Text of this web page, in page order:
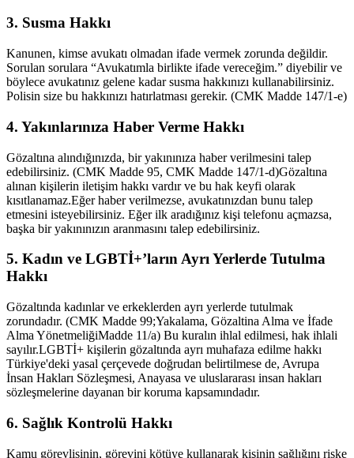
3. Susma Hakkı
Kanunen, kimse avukatı olmadan ifade vermek zorunda değildir.
Sorulan sorulara “Avukatımla birlikte ifade vereceğim.” diyebilir ve
böylece avukatınız gelene kadar susma hakkınızı kullanabilirsiniz.
Polisin size bu hakkınızı hatırlatması gerekir. (CMK Madde 147/1-e)
4. Yakınlarınıza Haber Verme Hakkı
Gözaltına alındığınızda, bir yakınınıza haber verilmesini talep
edebilirsiniz. (CMK Madde 95, CMK Madde 147/1-d)Gözaltına
alınan kişilerin iletişim hakkı vardır ve bu hak keyfi olarak
kısıtlanamaz.Eğer haber verilmezse, avukatınızdan bunu talep
etmesini isteyebilirsiniz. Eğer ilk aradığınız kişi telefonu açmazsa,
başka bir yakınınızın aranmasını talep edebilirsiniz.
5. Kadın ve LGBTİ+’ların Ayrı Yerlerde Tutulma
Hakkı
Gözaltında kadınlar ve erkeklerden ayrı yerlerde tutulmak
zorundadır. (CMK Madde 99;Yakalama, Gözaltina Alma ve İfade
Alma YönetmeliğiMadde 11/a) Bu kuralın ihlal edilmesi, hak ihlali
sayılır.LGBTİ+ kişilerin gözaltında ayrı muhafaza edilme hakkı
Türkiye'deki yasal çerçevede doğrudan belirtilmese de, Avrupa
İnsan Hakları Sözleşmesi, Anayasa ve uluslararası insan hakları
sözleşmelerine dayanan bir koruma kapsamındadır.
6. Sağlık Kontrolü Hakkı
Kamu görevlisinin, görevini kötüye kullanarak kişinin sağlığını riske